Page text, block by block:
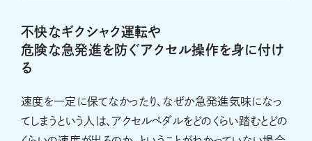
不快なギクシャク運転や
危険な急発進を防ぐアクセル操作を身に付け
る
速度を一定に保てなかったり、なぜか急発進気味になっ
てしまうという人は、アクセルペダルをどのくらい踏むとどの